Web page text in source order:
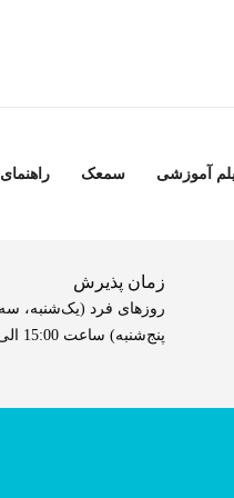
آموزشی سمعک
زمان پذیرش
روزهای فرد (یک‌شنبه،
پنج‌شنبه) ساعت 15:00 الی 20:00